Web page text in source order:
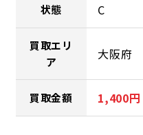
状態 C
買取エリ
ア
大阪府
買取金額 1,400円